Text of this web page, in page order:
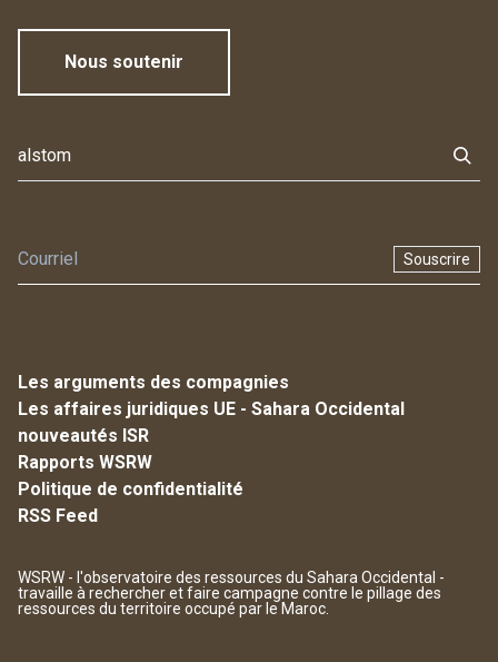
Nous soutenir
Souscrire
Les arguments des compagnies
Les affaires juridiques UE - Sahara Occidental
nouveautés ISR
Rapports WSRW
Politique de confidentialité
RSS Feed
WSRW - l'observatoire des ressources du Sahara Occidental -
travaille à rechercher et faire campagne contre le pillage des
ressources du territoire occupé par le Maroc.